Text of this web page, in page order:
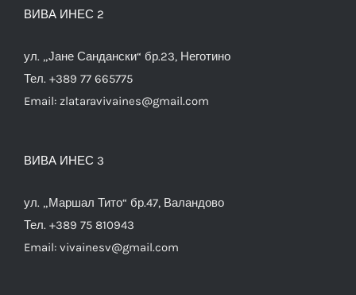
ВИВА ИНЕС 2
ул. „Јане Сандански“ бр.23, Неготино
Тел. +389 77 665775
Email: zlataravivaines@gmail.com
ВИВА ИНЕС 3
ул. „Маршал Тито“ бр.47, Валандово
Тел. +389 75 810943
Email: vivainesv@gmail.com